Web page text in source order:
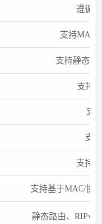
遵循
支持MAC
支持静态、
支持
支
支
支持
支持基于MAC/协
静态路由、RIPv1/